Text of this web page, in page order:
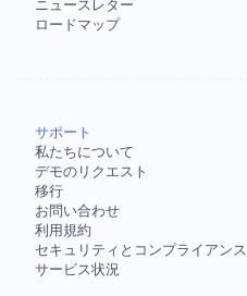
ニュースレター
ロードマップ
サポート
私たちについて
デモのリクエスト
移行
お問い合わせ
利用規約
セキュリティとコンプライアンス
サービス状況